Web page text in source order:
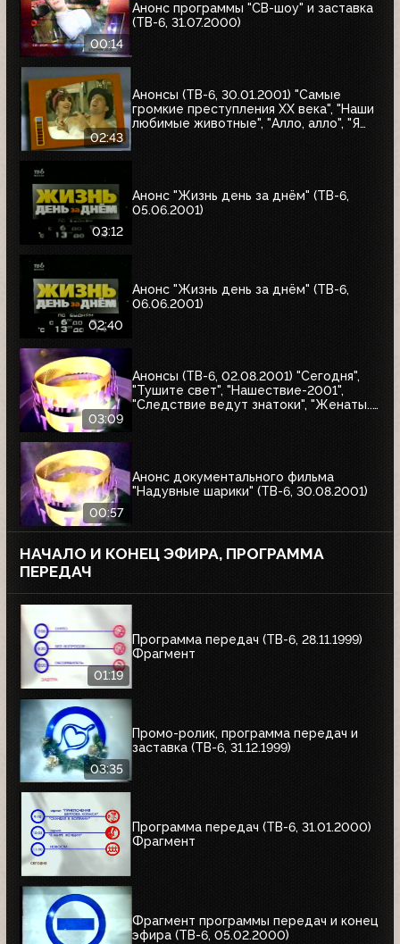
00:14
Анонс программы "СВ-шоу" и заставка
(ТВ-6, 31.07.2000)
02:43
Анонсы (ТВ-6, 30.01.2001) "Самые
громкие преступления XX века", "Наши
любимые животные", "Алло, алло", "Я
03:12
Анонс "Жизнь день за днём" (ТВ-6,
05.06.2001)
02:40
Анонс "Жизнь день за днём" (ТВ-6,
06.06.2001)
03:09
Анонсы (ТВ-6, 02.08.2001) "Сегодня",
"Тушите свет", "Нашествие-2001",
"Следствие ведут знатоки", "Женаты...
00:57
Анонс документального фильма
"Надувные шарики" (ТВ-6, 30.08.2001)
НАЧАЛО И КОНЕЦ ЭФИРА, ПРОГРАММА
ПЕРЕДАЧ
01:19
Программа передач (ТВ-6, 28.11.1999)
Фрагмент
03:35
Промо-ролик, программа передач и
заставка (ТВ-6, 31.12.1999)
Программа передач (ТВ-6, 31.01.2000)
Фрагмент
Фрагмент программы передач и конец
эфира (ТВ-6, 05.02.2000)